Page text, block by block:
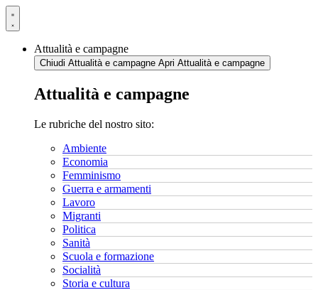
Vai
al
Attualità e campagne
Chiudi Attualità e campagne Apri Attualità e campagne
Attualità e campagne
Le rubriche del nostro sito:
Ambiente
Economia
Femminismo
Guerra e armamenti
Lavoro
Migranti
Politica
Sanità
Scuola e formazione
Socialità
Storia e cultura